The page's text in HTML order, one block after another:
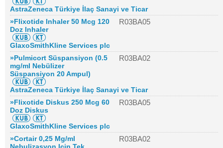
AstraZeneca Türkiye İlaç Sanayi ve Ticar
»Flixotide Inhaler 50 Mcg 120
Doz Inhaler
R03BA05
GlaxoSmithKline Services plc
»Pulmicort Süspansiyon (0.5
mg/ml Nebülizer
Süspansiyon 20 Ampul)
R03BA02
AstraZeneca Türkiye İlaç Sanayi ve Ticar
»Flixotide Diskus 250 Mcg 60
Doz Diskus
R03BA05
GlaxoSmithKline Services plc
»Cortair 0,25 Mg/ml
R03BA02